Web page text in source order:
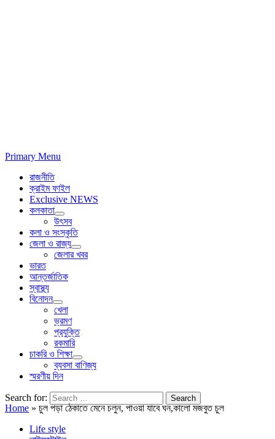
Primary Menu
রাজনীতি
ক্রাইম ফাইল
Exclusive NEWS
কলকাতা
উৎসব
কলা ও সংস্কৃতি
জেলা ও রাজ্য
জেলার খবর
ভারত
আন্তর্জাতিক
স্বাস্থ্য
বিনোদন
খেলা
ভ্রমণ
প্রযুক্তি
রকমারি
চাকরি ও শিক্ষা
ব্যবসা বাণিজ্য
স্মরণীয় দিন
Search for:
Home » চুল পড়া ঠেকাতে মেনে চলুন, পাওয়া যাবে ঘন,কালো মজবুত চুল
Life style